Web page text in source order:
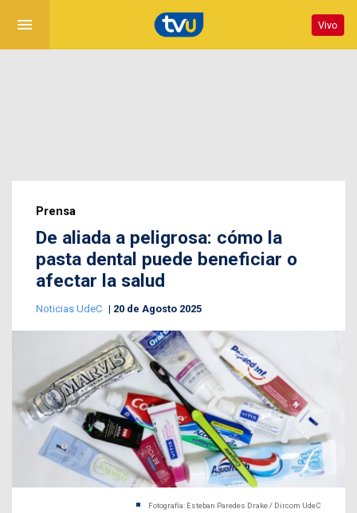
menu Vivo
Prensa
De aliada a peligrosa: cómo la
pasta dental puede beneficiar o
afectar la salud
Noticias UdeC 20 de Agosto 2025
Fotografía: Esteban Paredes Drake / Dircom UdeC